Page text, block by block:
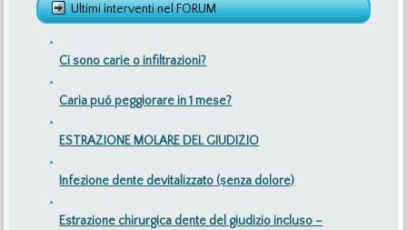
Ultimi interventi nel FORUM
Ci sono carie o infiltrazioni?
Caria puó peggiorare in 1 mese?
ESTRAZIONE MOLARE DEL GIUDIZIO
Infezione dente devitalizzato (senza dolore)
Estrazione chirurgica dente del giudizio incluso –